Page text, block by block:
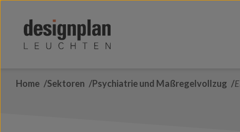
Home Sektoren Psychiatrie und Maßregelvollzug